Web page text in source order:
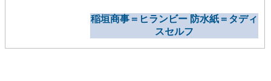
稲垣商事＝ヒランビー 防水紙＝タディ
スセルフ